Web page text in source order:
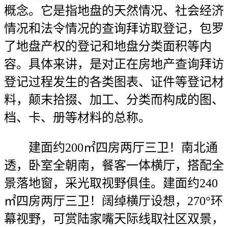
概念。它是指地盘的天然情况、社会经济
情况和法令情况的查询拜访取登记，包罗
了地盘产权的登记和地盘分类面积等内
容。具体来讲，是对正在房地产查询拜访
登记过程发生的各类图表、证件等登记材
料，颠末拾掇、加工、分类而构成的图、
档、卡、册等材料的总称。
建面约200㎡四房两厅三卫！南北通
透，卧室全朝南，餐客一体横厅，搭配全
景落地窗，采光取视野俱佳。建面约240
㎡四房两厅三卫！阔绰横厅设想，270°环
幕视野，可赏陆家嘴天际线取社区双景，